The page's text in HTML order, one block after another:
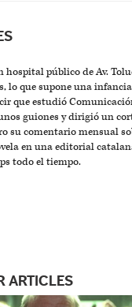
hospital público de Av.
lo que supone una
que estudió
guiones y dirigió un
su comentario mensual
en una editorial
todo el tiempo.
ARTICLES